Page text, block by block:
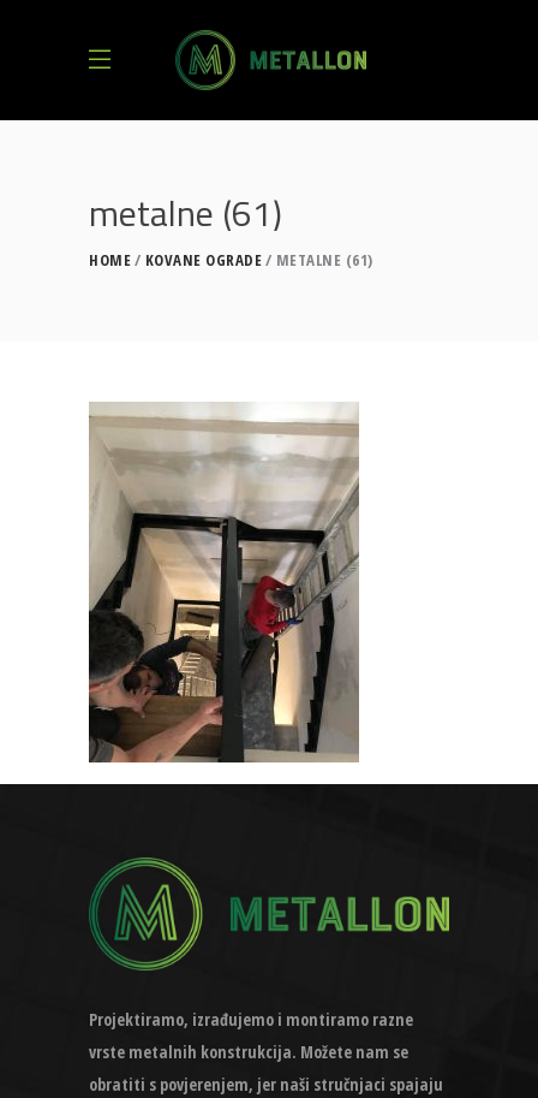
metalne (61)
HOME KOVANE OGRADE METALNE (61)
Projektiramo, izrađujemo i montiramo razne
vrste metalnih konstrukcija. Možete nam se
obratiti s povjerenjem, jer naši stručnjaci spajaju